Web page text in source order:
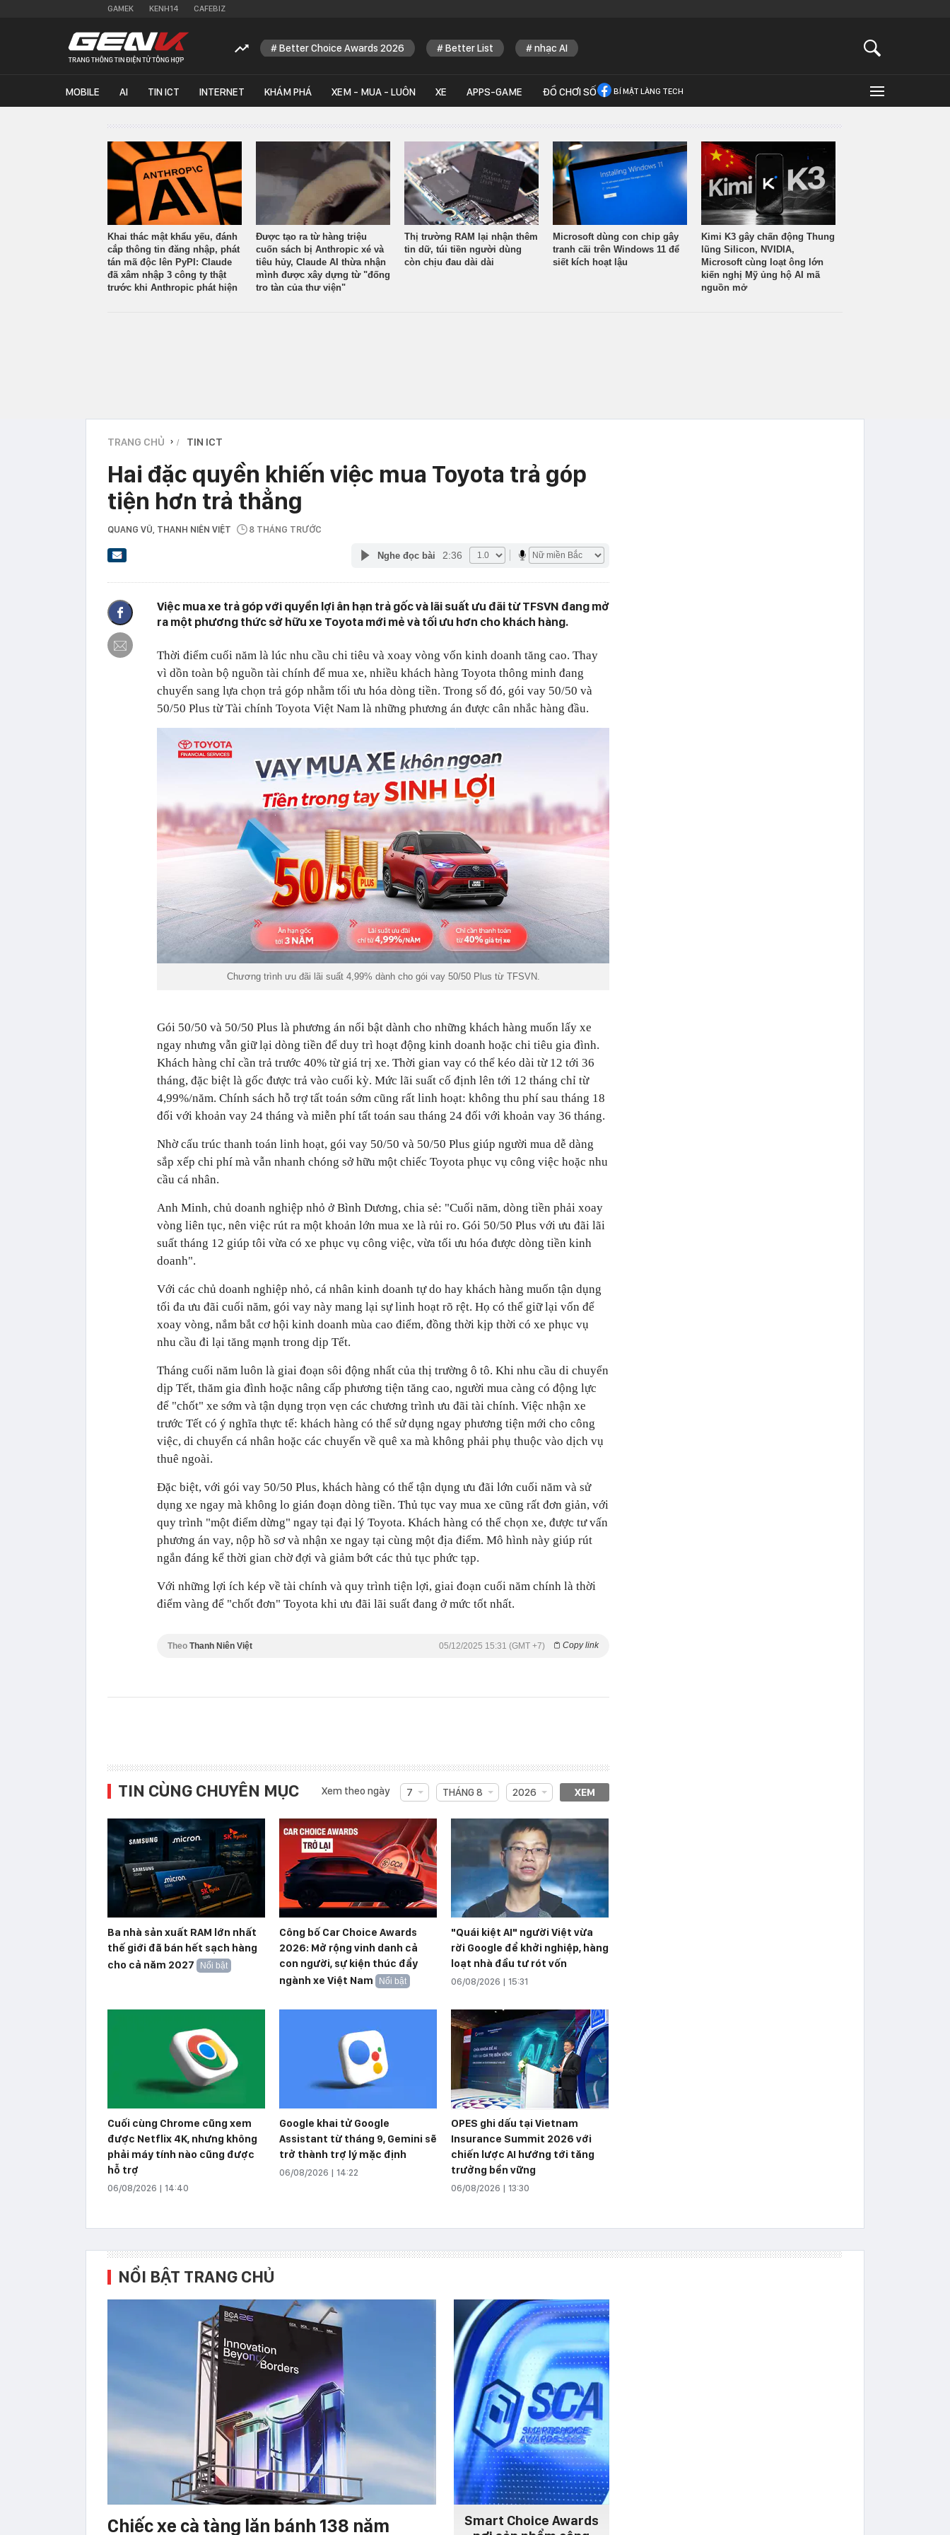
GAMEK KENH14 CAFEBIZ
Better Choice Awards 2026 Better List nhạc AI
MOBILE AI TIN ICT INTERNET KHÁM PHÁ XEM - MUA - LUÔN XE APPS-GAME ĐỒ CHƠI SỐ BÍ MẬT LÀNG TECH
Khai thác mật khẩu yếu, đánh
cắp thông tin đăng nhập, phát
tán mã độc lên PyPI: Claude
đã xâm nhập 3 công ty thật
trước khi Anthropic phát hiện
Được tạo ra từ hàng triệu
cuốn sách bị Anthropic xé và
tiêu hủy, Claude AI thừa nhận
mình được xây dựng từ "đống
tro tàn của thư viện"
Thị trường RAM lại nhận thêm
tin dữ, túi tiền người dùng
còn chịu đau dài dài
Microsoft dùng con chip gây
tranh cãi trên Windows 11 để
siết kích hoạt lậu
Kimi K3 gây chấn động Thung
lũng Silicon, NVIDIA,
Microsoft cùng loạt ông lớn
kiến nghị Mỹ ủng hộ AI mã
nguồn mở
TRANG CHỦ › TIN ICT
Hai đặc quyền khiến việc mua Toyota trả góp
tiện hơn trả thẳng
QUANG VŨ , THANH NIÊN VIỆT 8 THÁNG TRƯỚC
Nghe đọc bài 2:36
Việc mua xe trả góp với quyền lợi ân hạn trả gốc và lãi suất ưu đãi từ TFSVN đang mở
ra một phương thức sở hữu xe Toyota mới mẻ và tối ưu hơn cho khách hàng.
Thời điểm cuối năm là lúc nhu cầu chi tiêu và xoay vòng vốn kinh doanh tăng cao. Thay
vì dồn toàn bộ nguồn tài chính để mua xe, nhiều khách hàng Toyota thông minh đang
chuyển sang lựa chọn trả góp nhằm tối ưu hóa dòng tiền. Trong số đó, gói vay 50/50 và
50/50 Plus từ Tài chính Toyota Việt Nam là những phương án được cân nhắc hàng đầu.
Chương trình ưu đãi lãi suất 4,99% dành cho gói vay 50/50 Plus từ TFSVN.
Gói 50/50 và 50/50 Plus là phương án nổi bật dành cho những khách hàng muốn lấy xe
ngay nhưng vẫn giữ lại dòng tiền để duy trì hoạt động kinh doanh hoặc chi tiêu gia đình.
Khách hàng chỉ cần trả trước 40% từ giá trị xe. Thời gian vay có thể kéo dài từ 12 tới 36
tháng, đặc biệt là gốc được trả vào cuối kỳ. Mức lãi suất cố định lên tới 12 tháng chỉ từ
4,99%/năm. Chính sách hỗ trợ tất toán sớm cũng rất linh hoạt: không thu phí sau tháng 18
đối với khoản vay 24 tháng và miễn phí tất toán sau tháng 24 đối với khoản vay 36 tháng.
Nhờ cấu trúc thanh toán linh hoạt, gói vay 50/50 và 50/50 Plus giúp người mua dễ dàng
sắp xếp chi phí mà vẫn nhanh chóng sở hữu một chiếc Toyota phục vụ công việc hoặc nhu
cầu cá nhân.
Anh Minh, chủ doanh nghiệp nhỏ ở Bình Dương, chia sẻ: "Cuối năm, dòng tiền phải xoay
vòng liên tục, nên việc rút ra một khoản lớn mua xe là rủi ro. Gói 50/50 Plus với ưu đãi lãi
suất tháng 12 giúp tôi vừa có xe phục vụ công việc, vừa tối ưu hóa được dòng tiền kinh
doanh".
Với các chủ doanh nghiệp nhỏ, cá nhân kinh doanh tự do hay khách hàng muốn tận dụng
tối đa ưu đãi cuối năm, gói vay này mang lại sự linh hoạt rõ rệt. Họ có thể giữ lại vốn để
xoay vòng, nắm bắt cơ hội kinh doanh mùa cao điểm, đồng thời kịp thời có xe phục vụ
nhu cầu đi lại tăng mạnh trong dịp Tết.
Tháng cuối năm luôn là giai đoạn sôi động nhất của thị trường ô tô. Khi nhu cầu di chuyển
dịp Tết, thăm gia đình hoặc nâng cấp phương tiện tăng cao, người mua càng có động lực
để "chốt" xe sớm và tận dụng trọn vẹn các chương trình ưu đãi tài chính. Việc nhận xe
trước Tết có ý nghĩa thực tế: khách hàng có thể sử dụng ngay phương tiện mới cho công
việc, di chuyển cá nhân hoặc các chuyến về quê xa mà không phải phụ thuộc vào dịch vụ
thuê ngoài.
Đặc biệt, với gói vay 50/50 Plus, khách hàng có thể tận dụng ưu đãi lớn cuối năm và sử
dụng xe ngay mà không lo gián đoạn dòng tiền. Thủ tục vay mua xe cũng rất đơn giản, với
quy trình "một điểm dừng" ngay tại đại lý Toyota. Khách hàng có thể chọn xe, được tư vấn
phương án vay, nộp hồ sơ và nhận xe ngay tại cùng một địa điểm. Mô hình này giúp rút
ngắn đáng kể thời gian chờ đợi và giảm bớt các thủ tục phức tạp.
Với những lợi ích kép về tài chính và quy trình tiện lợi, giai đoạn cuối năm chính là thời
điểm vàng để "chốt đơn" Toyota khi ưu đãi lãi suất đang ở mức tốt nhất.
Theo Thanh Niên Việt Copy link
05/12/2025 15:31 (GMT +7)
TIN CÙNG CHUYÊN MỤC Xem theo ngày 7 THÁNG 8 2026 XEM
Ba nhà sản xuất RAM lớn nhất
thế giới đã bán hết sạch hàng
cho cả năm 2027
Nổi bật
Công bố Car Choice Awards
2026: Mở rộng vinh danh cả
con người, sự kiện thúc đẩy
ngành xe Việt Nam
Nổi bật
"Quái kiệt AI" người Việt vừa
rời Google để khởi nghiệp, hàng
loạt nhà đầu tư rót vốn
06/08/2026 | 15:31
Cuối cùng Chrome cũng xem
được Netflix 4K, nhưng không
phải máy tính nào cũng được
hỗ trợ
06/08/2026 | 14:40
Google khai tử Google
Assistant từ tháng 9, Gemini sẽ
trở thành trợ lý mặc định
06/08/2026 | 14:22
OPES ghi dấu tại Vietnam
Insurance Summit 2026 với
chiến lược AI hướng tới tăng
trưởng bền vững
06/08/2026 | 13:30
NỔI BẬT TRANG CHỦ
Chiếc xe cà tàng lăn bánh 138 năm
Smart Choice Awards